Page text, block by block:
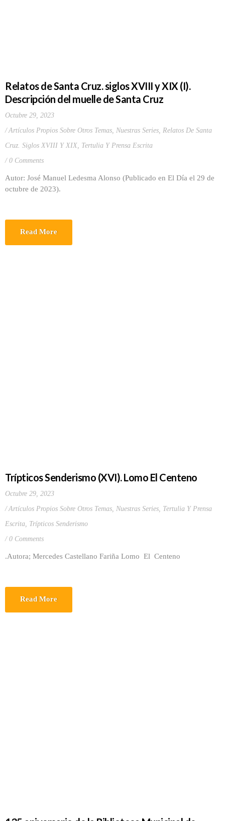
Relatos de Santa Cruz. siglos XVIII y XIX (I).
Descripción del muelle de Santa Cruz
Octubre 29, 2023
Artículos Propios Sobre Otros Temas, Nuestras Series, Relatos De Santa
Cruz. Siglos XVIII Y XIX, Tertulia Y Prensa Escrita
0 Comments
Autor: José Manuel Ledesma Alonso (Publicado en El Día el 29 de
octubre de 2023).
Read More
Trípticos Senderismo (XVI). Lomo El Centeno
Octubre 29, 2023
Artículos Propios Sobre Otros Temas, Nuestras Series, Tertulia Y Prensa
Escrita, Trípticos Senderismo
0 Comments
.Autora; Mercedes Castellano Fariña Lomo El Centeno
Read More